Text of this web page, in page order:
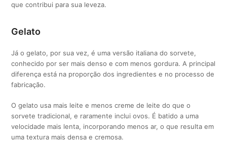
que contribui para sua leveza.
Gelato
Já o gelato, por sua vez, é uma versão italiana do sorvete,
conhecido por ser mais denso e com menos gordura. A principal
diferença está na proporção dos ingredientes e no processo de
fabricação.
O gelato usa mais leite e menos creme de leite do que o
sorvete tradicional, e raramente inclui ovos. É batido a uma
velocidade mais lenta, incorporando menos ar, o que resulta em
uma textura mais densa e cremosa.